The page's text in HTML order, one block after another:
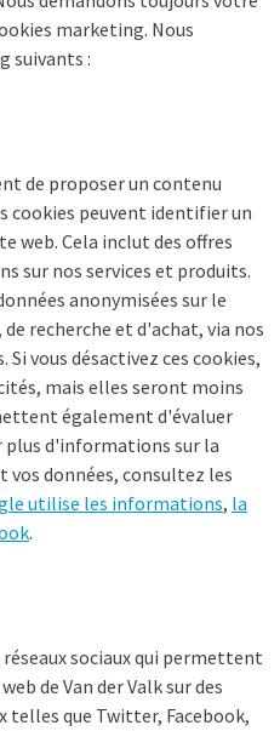
marketing. Nous
suivants :
de proposer un contenu
cookies peuvent identifier un
web. Cela inclut des offres
sur nos services et produits.
anonymisées sur le
recherche et d'achat, via nos
Si vous désactivez ces cookies,
mais elles seront moins
également d'évaluer
plus d'informations sur la
données, consultez les
utilise les informations, la
.
sociaux qui permettent
de Van der Valk sur des
telles que Twitter, Facebook,